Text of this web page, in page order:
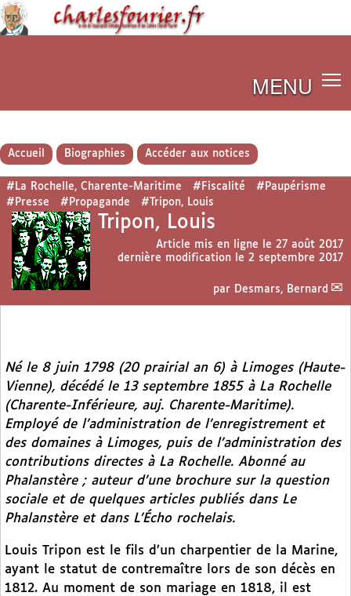
MENU
Accueil Biographies Accéder aux notices
#La Rochelle, Charente-Maritime #Fiscalité
#Paupérisme
#Presse
#Propagande #Tripon, Louis
Tripon, Louis
Article mis en ligne le 27 août 2017
dernière modification le 2 septembre 2017
par Desmars, Bernard
Né le 8 juin 1798 (20 prairial an 6) à Limoges (Haute-
Vienne), décédé le 13 septembre 1855 à La Rochelle
(Charente-Inférieure, auj. Charente-Maritime).
Employé de l’administration de l’enregistrement et
des domaines à Limoges, puis de l’administration des
contributions directes à La Rochelle. Abonné au
Phalanstère; auteur d’une brochure sur la question
sociale et de quelques articles publiés dans Le
Phalanstère et dans L’Écho rochelais.
Louis Tripon est le fils d’un charpentier de la Marine,
ayant le statut de contremaître lors de son décès en
1812. Au moment de son mariage en 1818, il est